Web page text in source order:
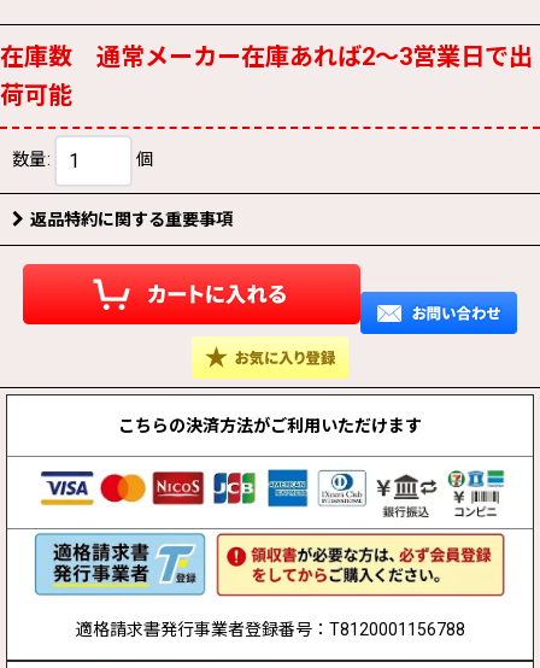
在庫数 通常メーカー在庫あれば2〜3営業日で出
荷可能
数量: 個
返品特約に関する重要事項
こちらの決済方法がご利用いただけます
適格請求書発行事業者登録番号：T8120001156788